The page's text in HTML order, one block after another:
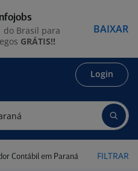
Login
Contábil em Paraná FILTRAR
do Brasil para
GRÁTIS!!
BAIXAR